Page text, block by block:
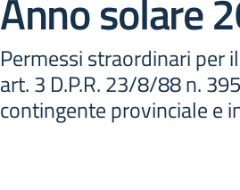
Anno solare
Permessi straordinari per
art. 3 D.P.R. 23/8/88 n.
contingente provinciale e